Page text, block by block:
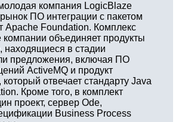
компания LogicBlaze
ПО интеграции с пакетом
Apache Foundation. Комплекс
компании объединяет продукты
находящиеся в стадии
предложения, включая ПО
ActiveMQ и продукт
отвечает стандарту Java
Кроме того, в комплект
проект, сервер Ode,
Business Process